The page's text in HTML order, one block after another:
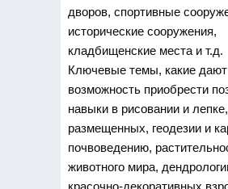
дворов, спортивные
исторические сооружения,
кладбищенские места и т.д.
Ключевые темы, какие дают
возможность приобрести
навыки в рисовании и
размещенных, геодезии и
почвоведению,
животного мира,
красочно-декоративных